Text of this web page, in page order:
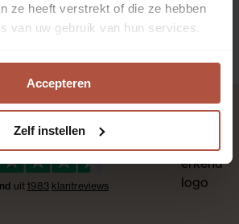
ze heeft verstrekt of die ze hebben
van uw gebruik van hun services.
Accepteren
Zelf instellen
uit 1983 klantreviews